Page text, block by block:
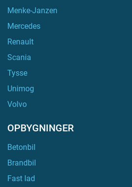
Menke-Janzen
Mercedes
Renault
Scania
Tysse
Unimog
Volvo
OPBYGNINGER
Betonbil
Brandbil
Fast lad